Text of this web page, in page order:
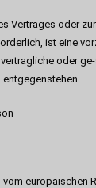
Vertrages oder
ist eine
oder
europäischen